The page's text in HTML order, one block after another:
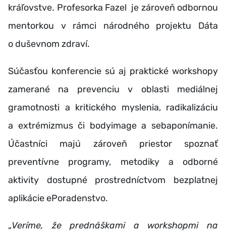
kráľovstve. Profesorka Fazel je zároveň odbornou
mentorkou v rámci národného projektu Dáta
o duševnom zdraví.
Súčasťou konferencie sú aj praktické workshopy
zamerané na prevenciu v oblasti mediálnej
gramotnosti a kritického myslenia, radikalizáciu
a extrémizmus či bodyimage a sebaponímanie.
Účastníci majú zároveň priestor spoznať
preventívne programy, metodiky a odborné
aktivity dostupné prostredníctvom bezplatnej
aplikácie ePoradenstvo.
„Veríme, že prednáškami a workshopmi na